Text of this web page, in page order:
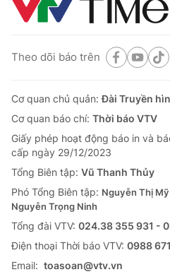
Theo dõi báo trên
Cơ quan chủ quản:Đài Truyền
Cơ quan báo chí: Thời báo VTV
Giấy phép hoạt động báo in và
cấp ngày 29/12/2023
Tổng Biên tập: Vũ Thanh Thủy
Phó Tổng Biên tập: Nguyễn Thị
Nguyễn Trọng Ninh
Tổng đài VTV: 024.38 355 931 -
Ðiện thoại Thời báo VTV: 0988
Email: toasoan@vtv.vn